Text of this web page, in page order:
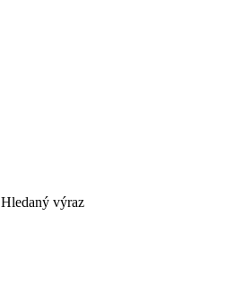
Hledaný výraz